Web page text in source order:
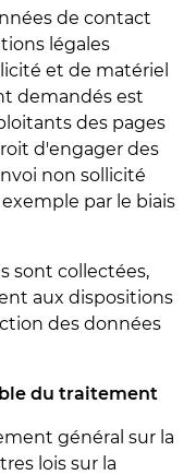
de contact
légales
et de matériel
demandés est
des pages
d'engager des
non sollicité
par le biais
sont collectées,
aux dispositions
des données
du traitement
général sur la
lois sur la